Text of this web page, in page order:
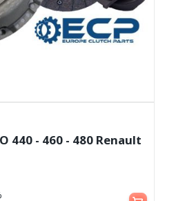
440 - 460 - 480 Renault
Aggiungi al carrello